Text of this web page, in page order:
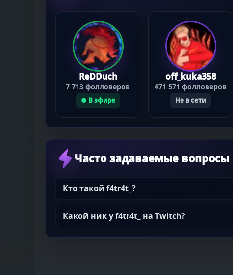
ReDDuch
7 713 фолловеров
● В эфире
off_kuka358
471 571 фолловеров
Не в сети
Часто задаваемые вопросы
Кто такой f4tr4t_?
Какой ник у f4tr4t_ на Twitch?